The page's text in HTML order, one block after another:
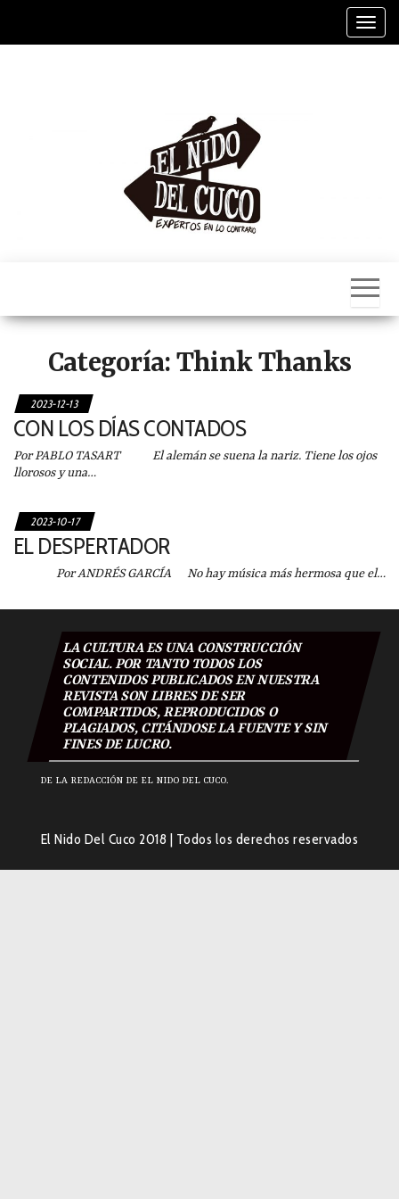
Nido
Del
Cuco
Categoría:Think Thanks
2023-12-13
CON LOS DÍAS CONTADOS
Por PABLO TASART El alemán se suena la nariz. Tiene los ojos
llorosos y una…
2023-10-17
EL DESPERTADOR
Por ANDRÉS GARCÍA No hay música más hermosa que el…
LA CULTURA ES UNA CONSTRUCCIÓN
SOCIAL. POR TANTO TODOS LOS
CONTENIDOS PUBLICADOS EN NUESTRA
REVISTA SON LIBRES DE SER
COMPARTIDOS, REPRODUCIDOS O
PLAGIADOS, CITÁNDOSE LA FUENTE Y SIN
FINES DE LUCRO.
DE LA REDACCIÓN DE EL NIDO DEL CUCO.
El Nido Del Cuco 2018 Todos los derechos reservados